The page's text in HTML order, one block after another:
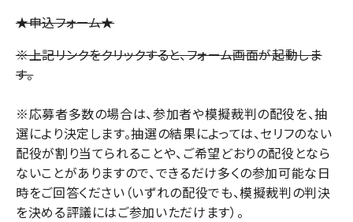
★申込フォーム★
※上記リンクをクリックすると、フォーム画面が起動しま
す。
※応募者多数の場合は、参加者や模擬裁判の配役を、抽
選により決定します。抽選の結果によっては、セリフのない
配役が割り当てられることや、ご希望どおりの配役となら
ないことがありますので、できるだけ多くの参加可能な日
時をご回答ください（いずれの配役でも、模擬裁判の判決
を決める評議にはご参加いただけます）。